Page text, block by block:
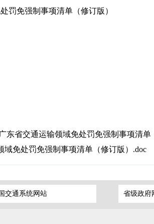
罚免强制事项清单（修订版）
东省交通运输领域免处罚免强制事项清
域免处罚免强制事项清单（修订版）.doc
交通系统网站 省级政府